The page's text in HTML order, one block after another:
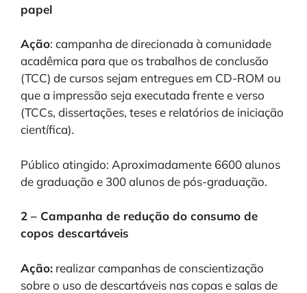
papel
Ação: campanha de direcionada à comunidade
acadêmica para que os trabalhos de conclusão
(TCC) de cursos sejam entregues em CD-ROM ou
que a impressão seja executada frente e verso
(TCCs, dissertações, teses e relatórios de iniciação
científica).
Público atingido: Aproximadamente 6600 alunos
de graduação e 300 alunos de pós-graduação.
2 – Campanha de redução do consumo de
copos descartáveis
Ação: realizar campanhas de conscientização
sobre o uso de descartáveis nas copas e salas de